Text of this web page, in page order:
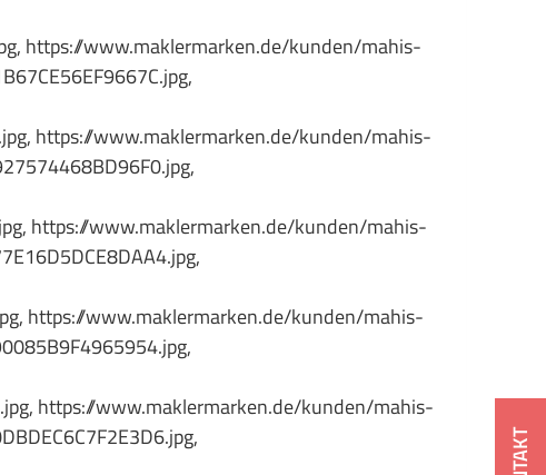
https://www.maklermarken.de/kunden/mahis-
https://www.maklermarken.de/kunden/mahis-
https://www.maklermarken.de/kunden/mahis-
https://www.maklermarken.de/kunden/mahis-
https://www.maklermarken.de/kunden/mahis-